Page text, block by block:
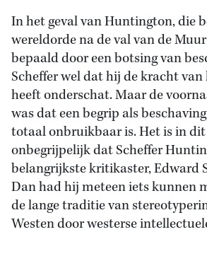
In het geval van Huntington, die
wereldorde na de val van de
bepaald door een botsing van
Scheffer wel dat hij de kracht
heeft onderschat. Maar de
was dat een begrip als
totaal onbruikbaar is. Het is in
onbegrijpelijk dat Scheffer
belangrijkste kritikaster, Edward
Dan had hij meteen iets kunnen
de lange traditie van
Westen door westerse